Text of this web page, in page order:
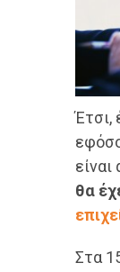
Έτσι,
θα
Στα